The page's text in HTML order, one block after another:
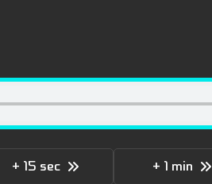
+ 15 sec + 1 min